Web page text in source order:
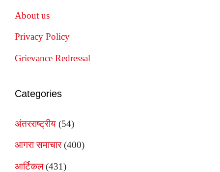
About us
Privacy Policy
Grievance Redressal
Categories
अंतरराष्ट्रीय (54)
आगरा समाचार(400)
आर्टिकल(431)